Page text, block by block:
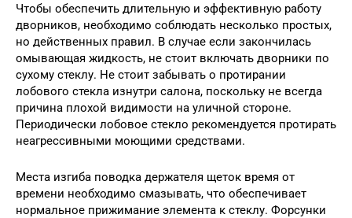
Чтобы обеспечить длительную и эффективную работу
дворников, необходимо соблюдать несколько простых,
но действенных правил. В случае если закончилась
омывающая жидкость, не стоит включать дворники по
сухому стеклу. Не стоит забывать о протирании
лобового стекла изнутри салона, поскольку не всегда
причина плохой видимости на уличной стороне.
Периодически лобовое стекло рекомендуется протирать
неагрессивными моющими средствами.
Места изгиба поводка держателя щеток время от
времени необходимо смазывать, что обеспечивает
нормальное прижимание элемента к стеклу. Форсунки